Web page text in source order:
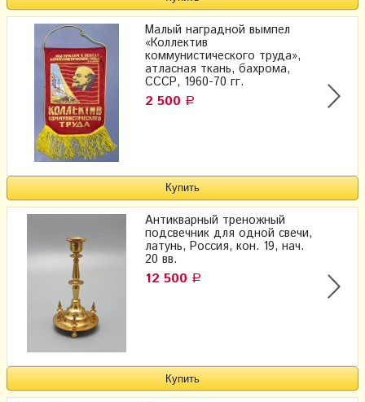
Малый наградной вымпел
«Коллектив
коммунистического труда»,
атласная ткань, бахрома,
СССР, 1960-70 гг.
2 500 Р
Антикварный треножный
подсвечник для одной свечи,
латунь, Россия, кон. 19, нач.
20 вв.
12 500 Р